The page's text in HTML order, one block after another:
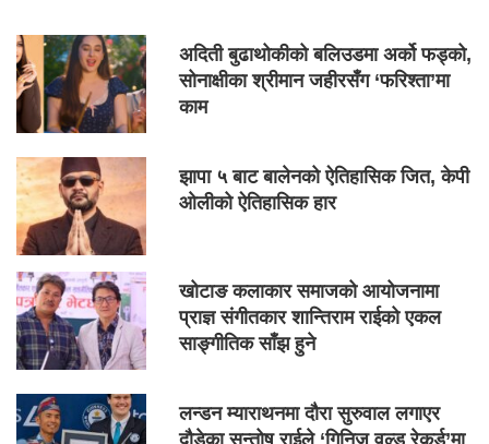
अदिती बुढाथोकीको बलिउडमा अर्को फड्को,
सोनाक्षीका श्रीमान जहीरसँग ‘फरिश्ता’मा
काम
झापा ५ बाट बालेनको ऐतिहासिक जित, केपी
ओलीको ऐतिहासिक हार
खोटाङ कलाकार समाजको आयोजनामा
प्राज्ञ संगीतकार शान्तिराम राईको एकल
साङ्गीतिक साँझ हुने
लन्डन म्याराथनमा दौरा सुरुवाल लगाएर
दौडेका सन्तोष राईले ‘गिनिज वल्र्ड रेकर्ड’मा